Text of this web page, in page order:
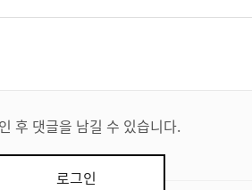
후 댓글을 남길 수 있습니다.
로그인